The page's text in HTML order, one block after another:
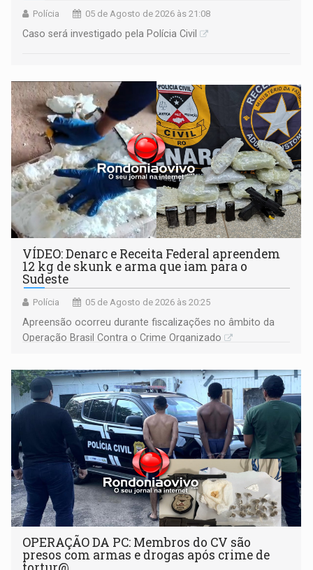
Polícia 05 de Agosto de 2026 às 21:08
Caso será investigado pela Polícia Civil
VÍDEO: Denarc e Receita Federal apreendem
12 kg de skunk e arma que iam para o
Sudeste
Polícia 05 de Agosto de 2026 às 20:25
Apreensão ocorreu durante fiscalizações no âmbito da
Operação Brasil Contra o Crime Organizado
OPERAÇÃO DA PC: Membros do CV são
presos com armas e drogas após crime de